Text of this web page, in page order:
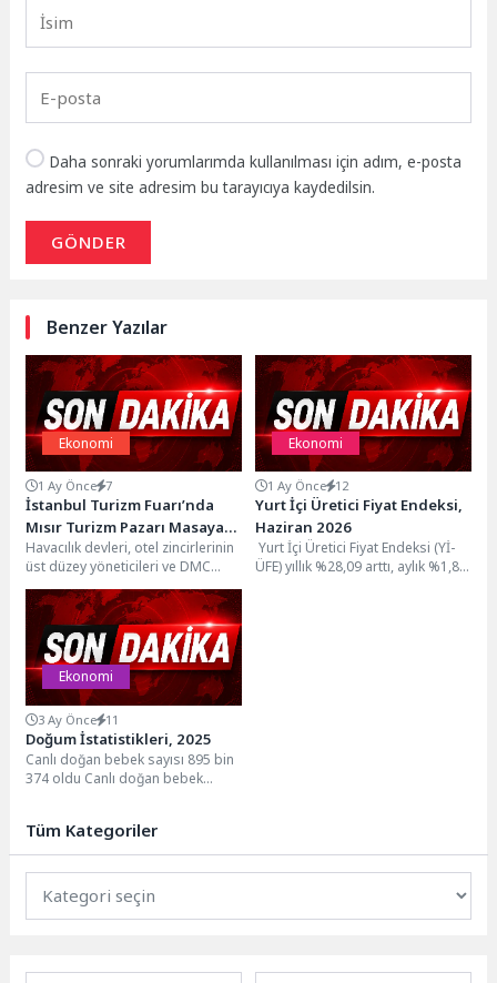
Daha sonraki yorumlarımda kullanılması için adım, e-posta
adresim ve site adresim bu tarayıcıya kaydedilsin.
GÖNDER
Benzer Yazılar
Ekonomi
1 Ay Önce 7
İstanbul Turizm Fuarı’nda
Mısır Turizm Pazarı Masaya
Yatırılacak
Havacılık devleri, otel zincirlerinin
üst düzey yöneticileri ve DMC
firma yöneticileri, 24 Eylül'de
İstanbul Turizm...
Ekonomi
1 Ay Önce 12
Yurt İçi Üretici Fiyat Endeksi,
Haziran 2026
Yurt İçi Üretici Fiyat Endeksi (Yİ-
ÜFE) yıllık %28,09 arttı, aylık %1,80
Ekonomi
3 Ay Önce 11
Doğum İstatistikleri, 2025
Canlı doğan bebek sayısı 895 bin
374 oldu Canlı doğan bebek
Tüm Kategoriler